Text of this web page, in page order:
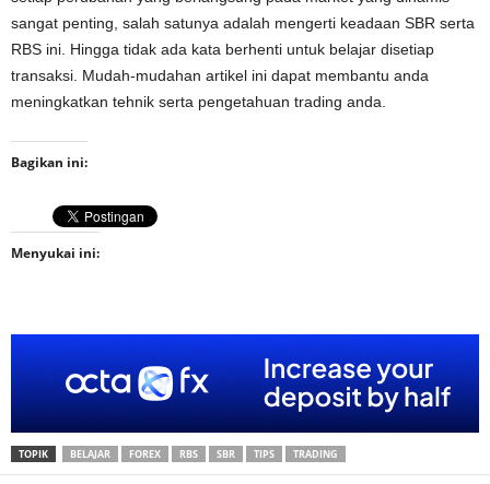
sangat penting, salah satunya adalah mengerti keadaan SBR serta
RBS ini. Hingga tidak ada kata berhenti untuk belajar disetiap
transaksi. Mudah-mudahan artikel ini dapat membantu anda
meningkatkan tehnik serta pengetahuan trading anda.
Bagikan ini:
Menyukai ini:
TOPIK BELAJAR FOREX RBS SBR TIPS TRADING